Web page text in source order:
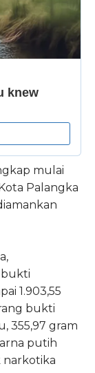
mulai
Palangka
bukti
1.903,55
bukti
355,97 gram
putih
narkotika